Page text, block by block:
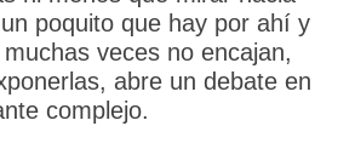
poquito que hay por ahí y
veces no encajan,
abre un debate en
complejo.